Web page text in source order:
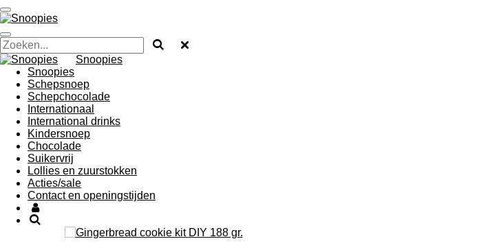
Ga
direct
naar
de
hoofdinhoud
Snoopies
Snoopies
Schepsnoep
Schepchocolade
Internationaal
International drinks
Kindersnoep
Chocolade
Suikervrij
Lollies en zuurstokken
Acties/sale
Contact en openingstijden